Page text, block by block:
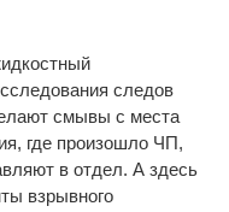
следов
смывы с места
где произошло ЧП,
в отдел. А здесь
взрывного